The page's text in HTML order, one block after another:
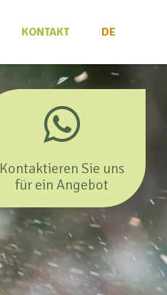
DE
KONTAKT
Kontaktieren Sie uns
für ein Angebot